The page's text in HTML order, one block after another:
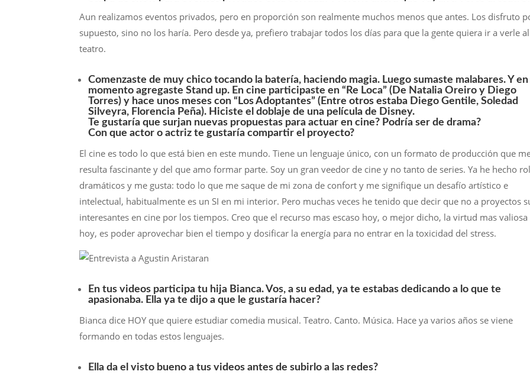
Aun realizamos eventos privados, pero en proporción son realmente muchos menos que antes. Los disfruto
supuesto, sino no los haría. Pero desde ya, prefiero trabajar todos los días para que la gente quiera ir a verle al
teatro.
Comenzaste de muy chico tocando la batería, haciendo magia. Luego sumaste malabares. Y en
momento agregaste Stand up. En cine participaste en “Re Loca” (De Natalia Oreiro y Diego
Torres) y hace unos meses con “Los Adoptantes” (Entre otros estaba Diego Gentile, Soledad
Silveyra, Florencia Peña). Hiciste el doblaje de una película de Disney.
Te gustaría que surjan nuevas propuestas para actuar en cine? Podría ser de drama?
Con que actor o actriz te gustaría compartir el proyecto?
El cine es todo lo que está bien en este mundo. Tiene un lenguaje único, con un formato de producción que
resulta fascinante y del que amo formar parte. Soy un gran veedor de cine y no tanto de series. Ya he hecho
dramáticos y me gusta: todo lo que me saque de mi zona de confort y me signifique un desafío artístico e
intelectual, habitualmente es un SI en mi interior. Pero muchas veces he tenido que decir que no a proyectos
interesantes en cine por los tiempos. Creo que el recurso mas escaso hoy, o mejor dicho, la virtud mas valiosa
hoy, es poder aprovechar bien el tiempo y dosificar la energía para no entrar en la toxicidad del stress.
En tus videos participa tu hija Bianca. Vos, a su edad, ya te estabas dedicando a lo que te
apasionaba. Ella ya te dijo a que le gustaría hacer?
Bianca dice HOY que quiere estudiar comedia musical. Teatro. Canto. Música. Hace ya varios años se viene
formando en todas estos lenguajes.
Ella da el visto bueno a tus videos antes de subirlo a las redes?